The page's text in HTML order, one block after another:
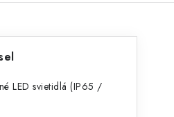
LED svietidlá (IP65 /